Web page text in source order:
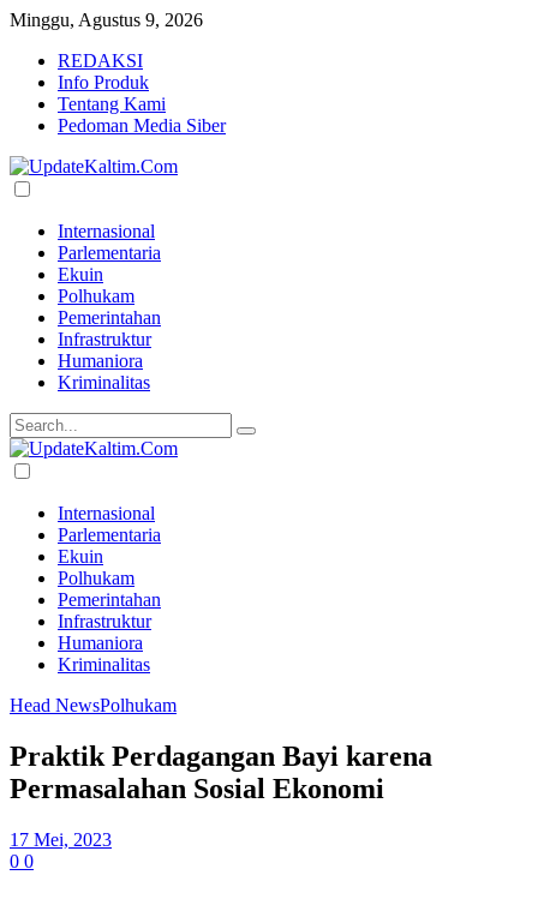
Minggu, Agustus 9, 2026
REDAKSI
Info Produk
Tentang Kami
Pedoman Media Siber
Internasional
Parlementaria
Ekuin
Polhukam
Pemerintahan
Infrastruktur
Humaniora
Kriminalitas
Internasional
Parlementaria
Ekuin
Polhukam
Pemerintahan
Infrastruktur
Humaniora
Kriminalitas
Head NewsPolhukam
Praktik Perdagangan Bayi karena
Permasalahan Sosial Ekonomi
17 Mei, 2023
0 0